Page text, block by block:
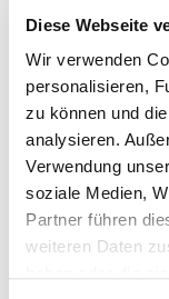
Diese Webseite
Wir verwenden
personalisieren,
zu können und
analysieren.
Verwendung
soziale Medien,
Partner führen
weiteren Daten
6,95 €*
Nicht lieferbar
Fragen zum
Beschreibung